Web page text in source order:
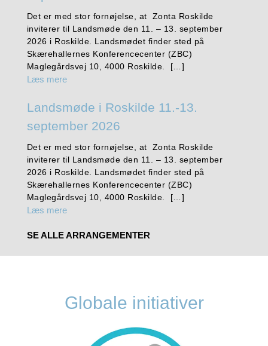
Det er med stor fornøjelse, at Zonta Roskilde
inviterer til Landsmøde den 11. – 13. september
2026 i Roskilde. Landsmødet finder sted på
Skærehallernes Konferencecenter (ZBC)
Maglegårdsvej 10, 4000 Roskilde. […]
Læs mere
Landsmøde i Roskilde 11.-13.
september 2026
Det er med stor fornøjelse, at Zonta Roskilde
inviterer til Landsmøde den 11. – 13. september
2026 i Roskilde. Landsmødet finder sted på
Skærehallernes Konferencecenter (ZBC)
Maglegårdsvej 10, 4000 Roskilde. […]
Læs mere
SE ALLE ARRANGEMENTER
Globale initiativer